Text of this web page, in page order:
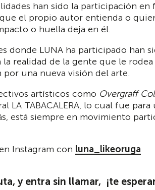
han sido la participación
el propio autor entienda o
o huella deja en él.
donde LUNA ha participado
realidad de la gente que le
una nueva visión del arte.
artísticos como Overgraff
LA TABACALERA, lo cual fue
está siempre en movimiento
Instagram con luna_likeoruga
y entra sin llamar, ¡te